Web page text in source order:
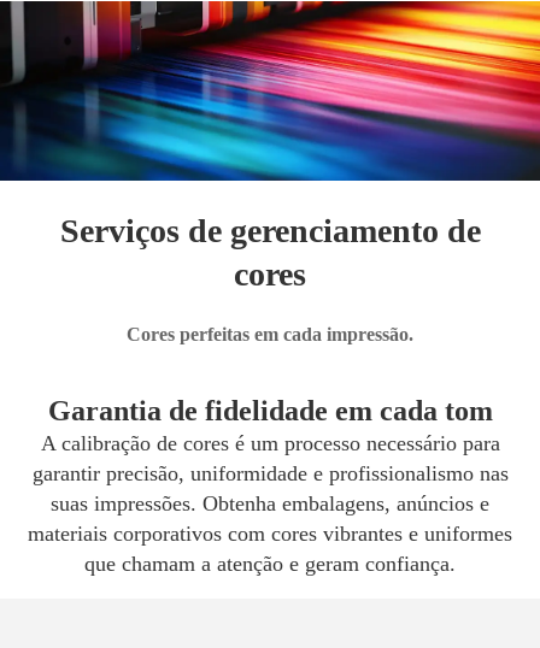
Serviços de gerenciamento de
cores
Cores perfeitas em cada impressão.
Garantia de fidelidade em cada tom
A calibração de cores é um processo necessário para
garantir precisão, uniformidade e profissionalismo nas
suas impressões. Obtenha embalagens, anúncios e
materiais corporativos com cores vibrantes e uniformes
que chamam a atenção e geram confiança.